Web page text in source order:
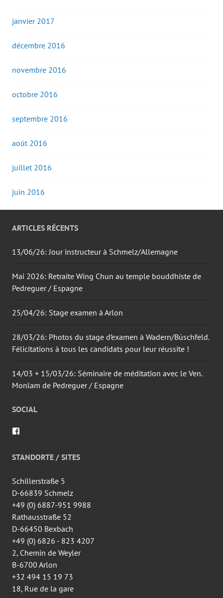
janvier 2017
décembre 2016
novembre 2016
octobre 2016
septembre 2016
août 2016
juillet 2016
juin 2016
ARTICLES RÉCENTS
13/06/26: Jour instructeur à Schmelz/Allemagne
Mai 2026: Retraite Wing Chun au temple bouddhiste de
Pedreguer / Espagne
25/04/26: Stage examen à Arlon
28/03/26: Photos du stage d’examen à Wadern/Büschfeld.
Félicitations à tous les candidats pour leur réussite !
14/03 + 15/03/26: Séminaire de méditation avec le Ven.
Monlam de Pedreguer / Espagne
SOCIAL
de
wingtsun.arlon
Facebook
STANDORTE / SITES
Schillerstraße 5
D-66839 Schmelz
+49 (0) 6887-951 9988
Rathausstraße 52
D-66450 Bexbach
+49 (0) 6826 - 823 4207
2, Chemin de Weyler
B-6700 Arlon
+32 494 15 19 73
18, Rue de la gare